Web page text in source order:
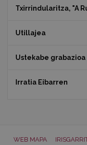
Txirrindularitza, "A
Utillajea
Ustekabe grabazioa
Irratia Eibarren
WEB MAPA